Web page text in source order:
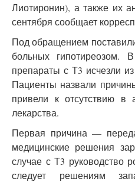
Лиотиронин), а также их
сентября сообщает
Под обращением
больных гипотиреозом.
препараты с Т3 исчезли
Пациенты назвали
привели к отсутствию в
лекарства.
Первая причина —
медицинские решения
случае с Т3 руководство
следует решениям